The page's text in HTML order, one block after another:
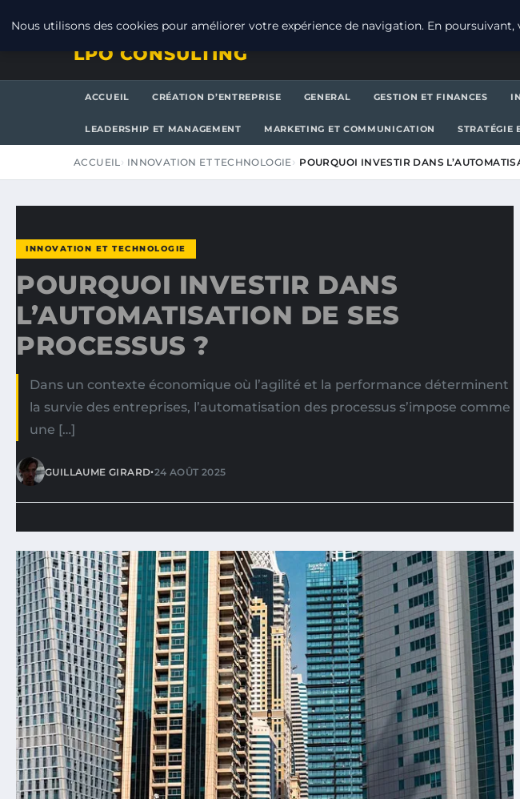
LPO CONSULTING
ACCUEIL CRÉATION D’ENTREPRISE GENERAL GESTION ET FINANCES
LEADERSHIP ET MANAGEMENT MARKETING ET COMMUNICATION STRATÉGIE
ACCUEIL INNOVATION ET TECHNOLOGIE POURQUOI INVESTIR DANS
INNOVATION ET TECHNOLOGIE
POURQUOI INVESTIR DANS
L’AUTOMATISATION DE SES
PROCESSUS ?
Dans un contexte économique où l’agilité et la performance déterminent
la survie des entreprises, l’automatisation des processus s’impose comme
une […]
GUILLAUME GIRARD•24 AOÛT 2025
Nous utilisons des cookies pour améliorer votre expérience de navigation. En